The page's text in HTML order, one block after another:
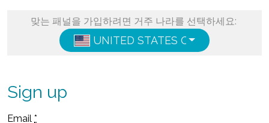
맞는 패널을 가입하려면 거주 나라를 선택하세요:
UNITED STATES OF AMERICA
Sign up
Email *